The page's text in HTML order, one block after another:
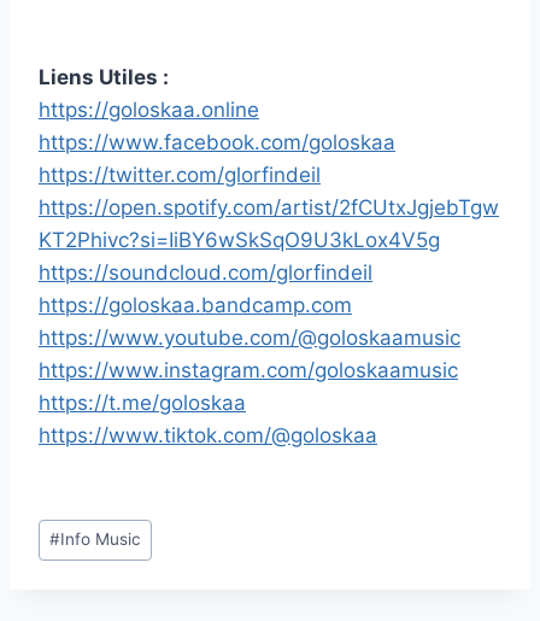
Liens Utiles :
https://goloskaa.online
https://www.facebook.com/goloskaa
https://twitter.com/glorfindeil
https://open.spotify.com/artist/2fCUtxJgjebTgw
KT2Phivc?si=IiBY6wSkSqO9U3kLox4V5g
https://soundcloud.com/glorfindeil
https://goloskaa.bandcamp.com
https://www.youtube.com/@goloskaamusic
https://www.instagram.com/goloskaamusic
https://t.me/goloskaa
https://www.tiktok.com/@goloskaa
Étiquettes
de
#Info Music